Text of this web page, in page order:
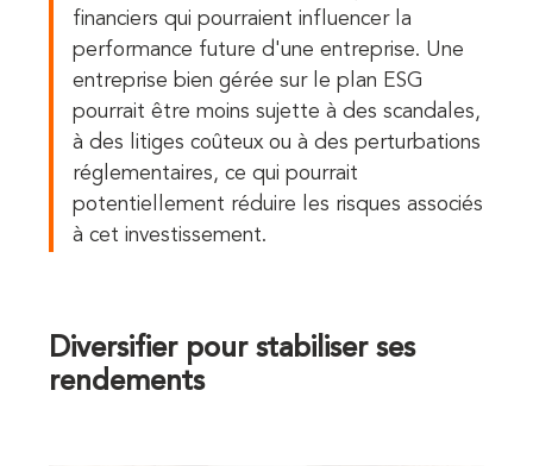
financiers qui pourraient influencer la
performance future d'une entreprise. Une
entreprise bien gérée sur le plan ESG
pourrait être moins sujette à des scandales,
à des litiges coûteux ou à des perturbations
réglementaires, ce qui pourrait
potentiellement réduire les risques associés
à cet investissement.
Diversifier pour stabiliser ses
rendements